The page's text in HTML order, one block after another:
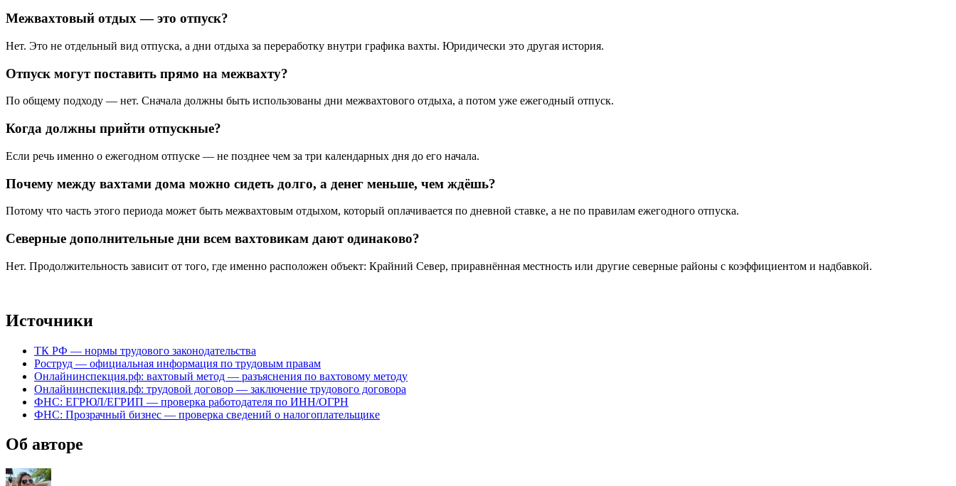
Межвахтовый отдых — это отпуск?
Нет. Это не отдельный вид отпуска, а дни отдыха за переработку внутри графика вахты. Юридически это другая история.
Отпуск могут поставить прямо на межвахту?
По общему подходу — нет. Сначала должны быть использованы дни межвахтового отдыха, а потом уже ежегодный отпуск.
Когда должны прийти отпускные?
Если речь именно о ежегодном отпуске — не позднее чем за три календарных дня до его начала.
Почему между вахтами дома можно сидеть долго, а денег меньше, чем ждёшь?
Потому что часть этого периода может быть межвахтовым отдыхом, который оплачивается по дневной ставке, а не по правилам ежегодного отпуска.
Северные дополнительные дни всем вахтовикам дают одинаково?
Нет. Продолжительность зависит от того, где именно расположен объект: Крайний Север, приравнённая местность или другие северные районы с коэффициентом и надбавкой.
Источники
ТК РФ — нормы трудового законодательства
Роструд — официальная информация по трудовым правам
Онлайнинспекция.рф: вахтовый метод — разъяснения по вахтовому методу
Онлайнинспекция.рф: трудовой договор — заключение трудового договора
ФНС: ЕГРЮЛ/ЕГРИП — проверка работодателя по ИНН/ОГРН
ФНС: Прозрачный бизнес — проверка сведений о налогоплательщике
Об авторе